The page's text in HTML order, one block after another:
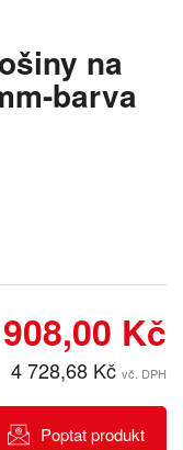
na
barva
Kč
4 728,68 Kč vč. DPH
Poptat produkt